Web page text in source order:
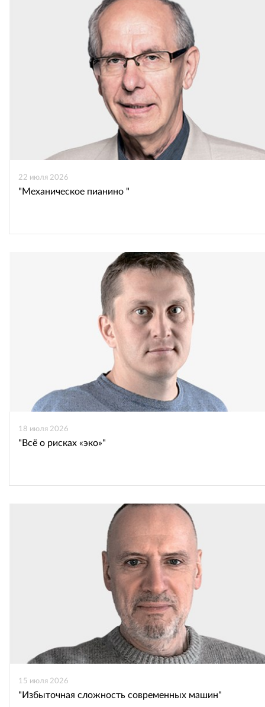
22 июля 2026
"Механическое пианино "
18 июля 2026
"Всё о рисках «эко»"
15 июля 2026
"Избыточная сложность современных машин"